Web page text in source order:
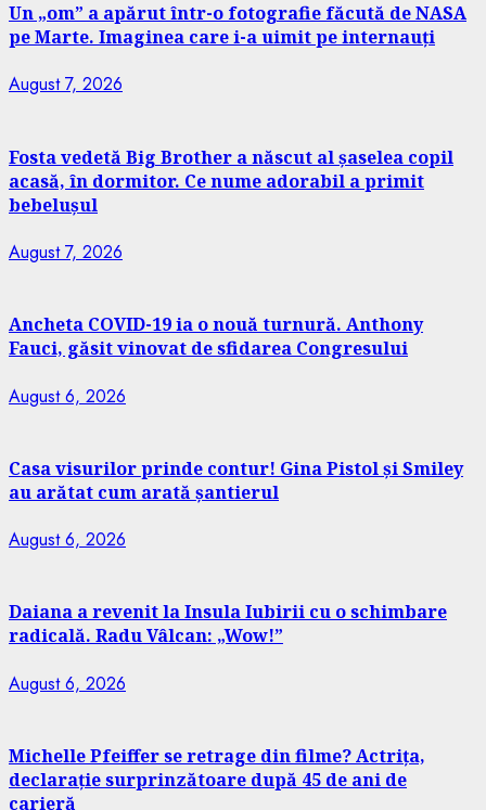
Un „om” a apărut într-o fotografie făcută de NASA
pe Marte. Imaginea care i-a uimit pe internauți
August 7, 2026
Fosta vedetă Big Brother a născut al șaselea copil
acasă, în dormitor. Ce nume adorabil a primit
bebelușul
August 7, 2026
Ancheta COVID-19 ia o nouă turnură. Anthony
Fauci, găsit vinovat de sfidarea Congresului
August 6, 2026
Casa visurilor prinde contur! Gina Pistol și Smiley
au arătat cum arată șantierul
August 6, 2026
Daiana a revenit la Insula Iubirii cu o schimbare
radicală. Radu Vâlcan: „Wow!”
August 6, 2026
Michelle Pfeiffer se retrage din filme? Actrița,
declarație surprinzătoare după 45 de ani de
carieră